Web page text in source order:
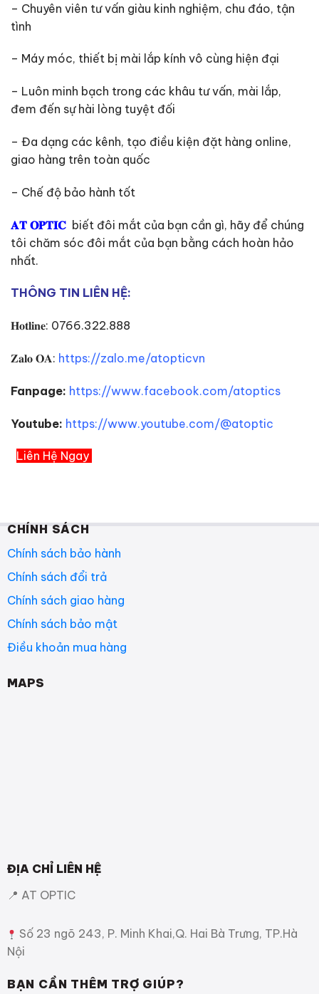
– Chuyên viên tư vấn giàu kinh nghiệm, chu đáo, tận
tình
– Máy móc, thiết bị mài lắp kính vô cùng hiện đại
– Luôn minh bạch trong các khâu tư vấn, mài lắp,
đem đến sự hài lòng tuyệt đối
– Đa dạng các kênh, tạo điều kiện đặt hàng online,
giao hàng trên toàn quốc
– Chế độ bảo hành tốt
𝐀𝐓 𝐎𝐏𝐓𝐈𝐂 biết đôi mắt của bạn cần gì, hãy để chúng
tôi chăm sóc đôi mắt của bạn bằng cách hoàn hảo
nhất.
THÔNG TIN LIÊN HỆ:
𝐇𝐨𝐭𝐥𝐢𝐧𝐞: 0766.322.888
𝐙𝐚𝐥𝐨 𝐎𝐀: https://zalo.me/atopticvn
Fanpage: https://www.facebook.com/atoptics
Youtube: https://www.youtube.com/@atoptic
Liên Hệ Ngay
ĐỊA CHỈ LIÊN HỆ
📍 AT OPTIC
Số 23 ngõ 243, P. Minh Khai,Q. Hai Bà Trưng, TP.Hà
Nội
BẠN CẦN THÊM TRỢ GIÚP?
CHÍNH SÁCH
Chính sách bảo hành
Chính sách đổi trả
Chính sách giao hàng
Chính sách bảo mật
Điều khoản mua hàng
MAPS